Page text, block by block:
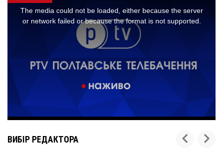
ВИБІР РЕДАКТОРА